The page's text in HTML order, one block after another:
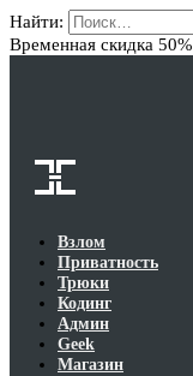
Найти:
Временная скидка 50%
Взлом
Приватность
Трюки
Кодинг
Админ
Geek
Магазин